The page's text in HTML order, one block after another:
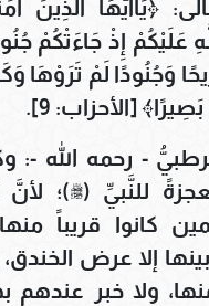
﴿يَاأَيُّهَا الَّذِينَ
عَلَيْكُمْ إِذْ جَاءَتْكُمْ
وَجُنُودًا لَمْ تَرَوْهَا
[الأحزاب: 9].
- رحمه الله -:
للنَّبيِّ (ﷺ)؛ لأنَّ
كانوا قريباً
إلا عرض
ولا خبر عندهم